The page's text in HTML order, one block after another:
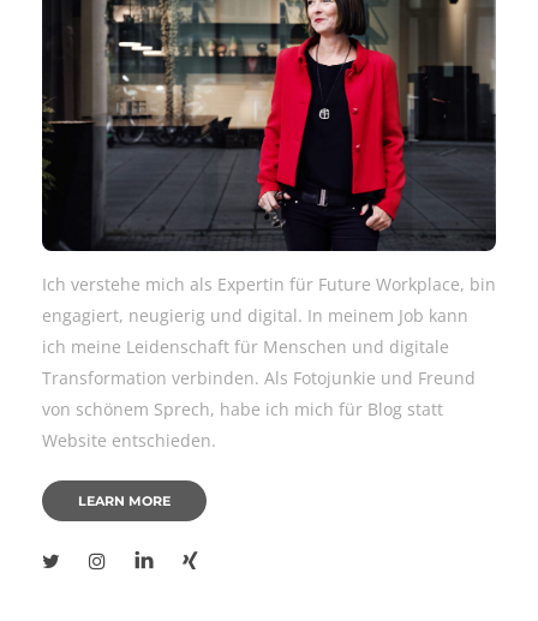
Ich verstehe mich als Expertin für Future Workplace, bin
engagiert, neugierig und digital. In meinem Job kann
ich meine Leidenschaft für Menschen und digitale
Transformation verbinden. Als Fotojunkie und Freund
von schönem Sprech, habe ich mich für Blog statt
Website entschieden.
LEARN MORE